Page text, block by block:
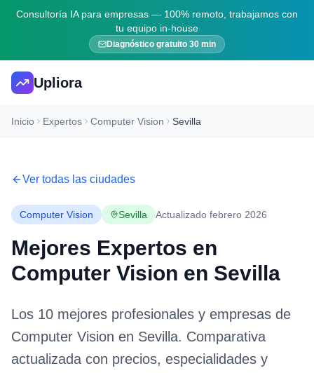
Consultoría IA para empresas — 100% remoto, trabajamos con
tu equipo in-house
Diagnóstico gratuito 30 min
Upliora
Inicio Expertos Computer Vision Sevilla
Ver todas las ciudades
Computer Vision Sevilla Actualizado febrero 2026
Mejores Expertos en
Computer Vision en Sevilla
Los 10 mejores profesionales y empresas de
Computer Vision en Sevilla. Comparativa
actualizada con precios, especialidades y